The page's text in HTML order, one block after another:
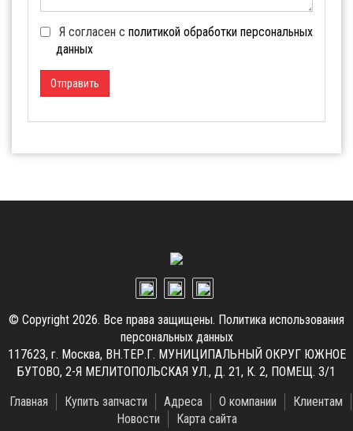
Я согласен с политикой обработки персональных
данных
Отправить
© Copyright 2026. Все права защищены. Политика использования
персональных данных
117623, г. Москва, ВН.ТЕР.Г. МУНИЦИПАЛЬНЫЙ ОКРУГ ЮЖНОЕ
БУТОВО, 2-Я МЕЛИТОПОЛЬСКАЯ УЛ., Д. 21, К. 2, ПОМЕЩ. 3/1
Главная
Купить запчасти Адреса О компании
Клиентам
Новости
Карта сайта